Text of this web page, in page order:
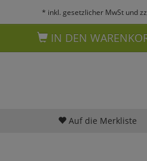
* inkl. gesetzlicher MwSt und
IN DEN
Auf die Merkliste